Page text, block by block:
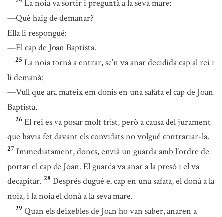
La noia va sortir i preguntà a la seva mare:
—Què haig de demanar?
Ella li respongué:
—El cap de Joan Baptista.
25 La noia tornà a entrar, se’n va anar decidida cap al rei i
li demanà:
—Vull que ara mateix em donis en una safata el cap de Joan
Baptista.
26 El rei es va posar molt trist, però a causa del jurament
que havia fet davant els convidats no volgué contrariar-la.
27 Immediatament, doncs, envià un guarda amb l’ordre de
portar el cap de Joan. El guarda va anar a la presó i el va
decapitar. 28 Després dugué el cap en una safata, el donà a la
noia, i la noia el donà a la seva mare.
29 Quan els deixebles de Joan ho van saber, anaren a